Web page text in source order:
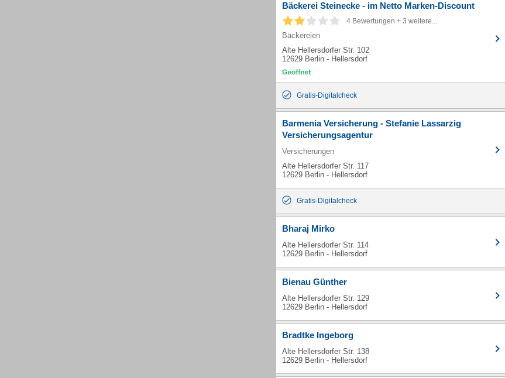
Bäckerei Steinecke - im Netto Marken-Discount
4 Bewertungen + 3 weitere...
Bäckereien
Alte Hellersdorfer Str. 102
12629 Berlin - Hellersdorf
Gratis-Digitalcheck
Barmenia Versicherung - Stefanie Lassarzig
Versicherungsagentur
Versicherungen
Alte Hellersdorfer Str. 117
12629 Berlin - Hellersdorf
Gratis-Digitalcheck
Bharaj Mirko
Alte Hellersdorfer Str. 114
12629 Berlin - Hellersdorf
Bienau Günther
Alte Hellersdorfer Str. 129
12629 Berlin - Hellersdorf
Bradtke Ingeborg
Alte Hellersdorfer Str. 138
12629 Berlin - Hellersdorf